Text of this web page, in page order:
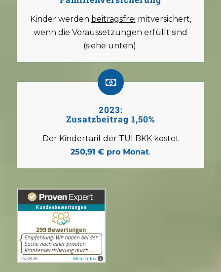
Kinder werden beitragsfrei mitversichert,
wenn die Voraussetzungen erfüllt sind
(siehe unten).
2023:
Zusatzbeitrag 1,50%
Der Kindertarif der TUI BKK kostet
250,91 € pro Monat.